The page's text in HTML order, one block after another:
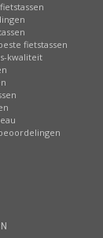
fietstassen
kwaliteit